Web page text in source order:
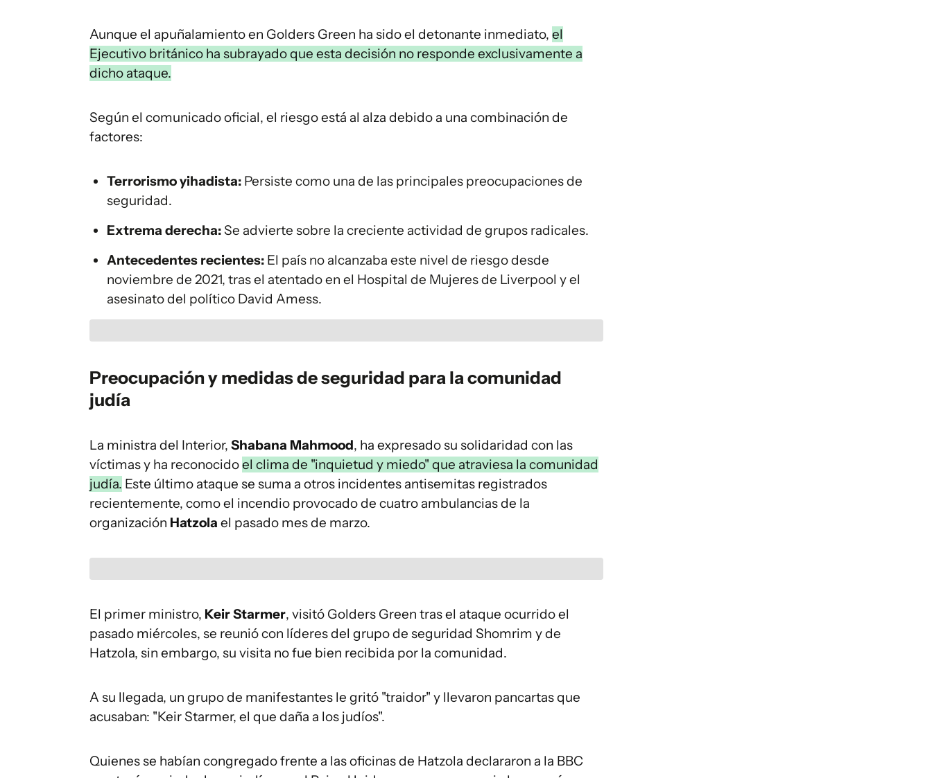
Aunque el apuñalamiento en Golders Green ha sido el detonante inmediato, el
Ejecutivo británico ha subrayado que esta decisión no responde exclusivamente a
dicho ataque.
Según el comunicado oficial, el riesgo está al alza debido a una combinación de
factores:
Terrorismo yihadista: Persiste como una de las principales preocupaciones de
seguridad.
Extrema derecha: Se advierte sobre la creciente actividad de grupos radicales.
Antecedentes recientes: El país no alcanzaba este nivel de riesgo desde
noviembre de 2021, tras el atentado en el Hospital de Mujeres de Liverpool y el
asesinato del político David Amess.
Preocupación y medidas de seguridad para la comunidad
judía
La ministra del Interior, Shabana Mahmood, ha expresado su solidaridad con las
víctimas y ha reconocidoel clima de "inquietud y miedo" que atraviesa la comunidad
judía. Este último ataque se suma a otros incidentes antisemitas registrados
recientemente, como el incendio provocado de cuatro ambulancias de la
organización Hatzola el pasado mes de marzo.
El primer ministro, Keir Starmer, visitó Golders Green tras el ataque ocurrido el
pasado miércoles, se reunió con líderes del grupo de seguridad Shomrim y de
Hatzola, sin embargo, su visita no fue bien recibida por la comunidad.
A su llegada, un grupo de manifestantes le gritó "traidor" y llevaron pancartas que
acusaban: "Keir Starmer, el que daña a los judíos".
Quienes se habían congregado frente a las oficinas de Hatzola declararon a la BBC